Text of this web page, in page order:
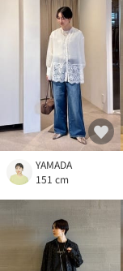
YAMADA
151 cm